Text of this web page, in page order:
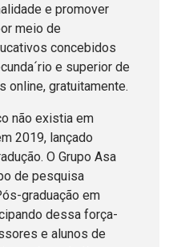
e promover
meio de
concebidos
e superior de
online, gratuitamente.
não existia em
2019, lançado
O Grupo Asa
de pesquisa
graduação em
dessa força-
e alunos de